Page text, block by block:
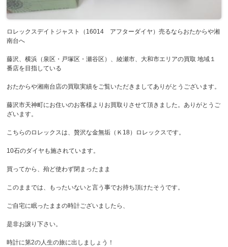
ロレックスデイトジャスト（16014 アフターダイヤ）売るならおたからや湘
南台へ
藤沢、横浜（泉区・戸塚区・瀬谷区）、綾瀬市、大和市エリアの買取 地域１
番店を目指している
おたからや湘南台店の買取実績をご覧いただきましてありがとうございます。
藤沢市天神町にお住いのお客様よりお買取りさせて頂きました。ありがとうご
ざいます。
こちらのロレックスは、贅沢な金無垢（Ｋ18）ロレックスです。
10石のダイヤも施されています。
買ってから、殆ど使わず閉まったまま
このままでは、もったいないと言う事でお持ち頂けたそうです。
ご自宅に眠ったままの時計ございましたら、
是非お譲り下さい。
時計に第2の人生の旅に出しましょう！